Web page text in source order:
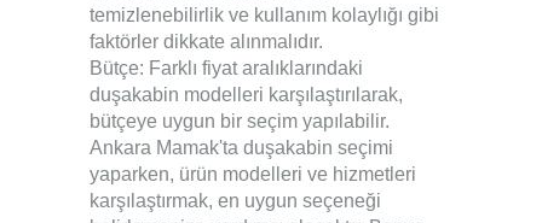
temizlenebilirlik ve kullanım kolaylığı gibi
faktörler dikkate alınmalıdır.
Bütçe: Farklı fiyat aralıklarındaki
duşakabin modelleri karşılaştırılarak,
bütçeye uygun bir seçim yapılabilir.
Ankara Mamak'ta duşakabin seçimi
yaparken, ürün modelleri ve hizmetleri
karşılaştırmak, en uygun seçeneği